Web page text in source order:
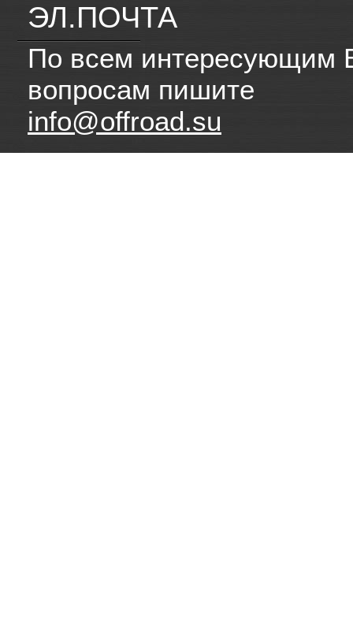
ЭЛ.ПОЧТА
По всем интересующим
вопросам пишите
info@offroad.su